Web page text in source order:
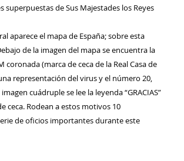
superpuestas de Sus Majestades los Reyes
aparece el mapa de España; sobre esta
de la imagen del mapa se encuentra la
(marca de ceca de la Real Casa de
representación del virus y el número 20,
cuádruple se lee la leyenda “GRACIAS”
ceca. Rodean a estos motivos 10
de oficios importantes durante este